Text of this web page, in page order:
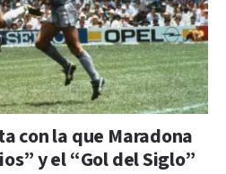
con la que Maradona
y el “Gol del Siglo”